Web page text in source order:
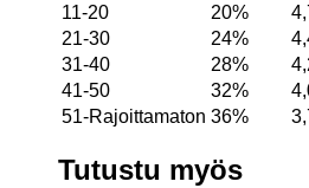
11-20
20%
21-30
24%
31-40
28%
41-50
32%
51-Rajoittamaton 36%
Tutustu myös